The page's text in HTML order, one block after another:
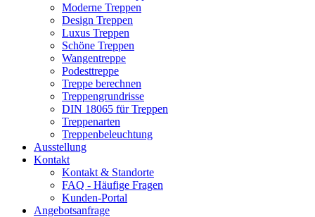
Moderne Treppen
Design Treppen
Luxus Treppen
Schöne Treppen
Wangentreppe
Podesttreppe
Treppe berechnen
Treppengrundrisse
DIN 18065 für Treppen
Treppenarten
Treppenbeleuchtung
Ausstellung
Kontakt
Kontakt & Standorte
FAQ - Häufige Fragen
Kunden-Portal
Angebotsanfrage